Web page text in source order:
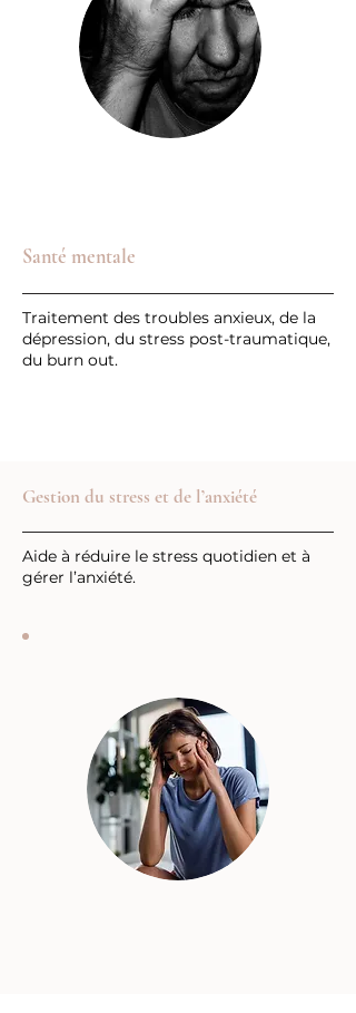
Santé mentale
Traitement des troubles anxieux, de la
dépression, du stress post-traumatique,
du burn out.
Gestion du stress et de l’anxiété
Aide à réduire le stress quotidien et à
gérer l’anxiété.